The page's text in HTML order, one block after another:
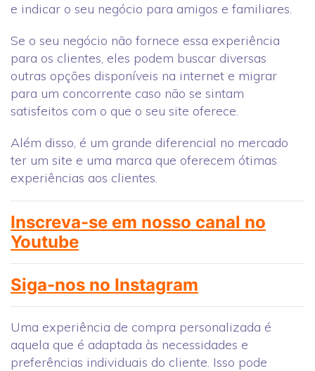
e indicar o seu negócio para amigos e familiares.
Se o seu negócio não fornece essa experiência
para os clientes, eles podem buscar diversas
outras opções disponíveis na internet e migrar
para um concorrente caso não se sintam
satisfeitos com o que o seu site oferece.
Além disso, é um grande diferencial no mercado
ter um site e uma marca que oferecem ótimas
experiências aos clientes.
Inscreva-se em nosso canal no
Youtube
Siga-nos no Instagram
Uma experiência de compra personalizada é
aquela que é adaptada às necessidades e
preferências individuais do cliente. Isso pode